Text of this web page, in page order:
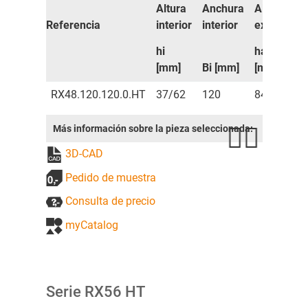
Referencia
Altura
interior
Anchura
interior
Altura
exterior
hi
[mm]
Bi [mm]
ha
[mm]
RX48.120.120.0.HT 37/62 120 84
Más información sobre la pieza seleccionada:
3D-CAD
Pedido de muestra
Consulta de precio
myCatalog
Serie RX56 HT